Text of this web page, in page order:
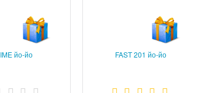
йо-йо FAST 201 йо-йо